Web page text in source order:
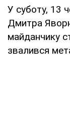
У суботу, 13
Дмитра
майданчику
звалився